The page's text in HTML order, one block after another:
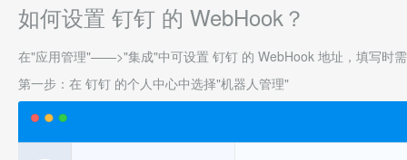
如何设置 钉钉 的 WebHook？
在"应用管理"——>"集成"中可设置 钉钉 的 WebHook 地址，填写时
第一步：在 钉钉 的个人中心中选择"机器人管理"